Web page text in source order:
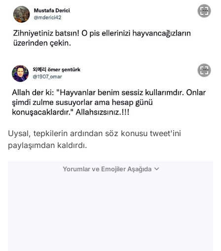
Uysal, tepkilerin ardından söz konusu tweet'ini
paylaşımdan kaldırdı.
Yorumlar ve Emojiler Aşağıda